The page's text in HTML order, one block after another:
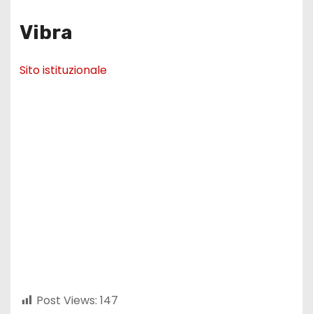
Vibra
Sito istituzionale
Post Views: 147